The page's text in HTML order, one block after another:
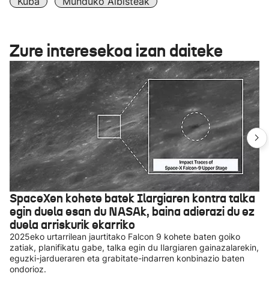
Zure interesekoa izan daiteke
SpaceXen kohete batek Ilargiaren kontra talka
egin duela esan du NASAk, baina adierazi du ez
duela arriskurik ekarriko
2025eko urtarrilean jaurtitako Falcon 9 kohete baten goiko
zatiak, planifikatu gabe, talka egin du Ilargiaren gainazalarekin,
eguzki-jardueraren eta grabitate-indarren konbinazio baten
ondorioz.